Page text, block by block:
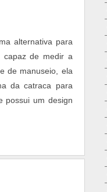
alternativa para
capaz de medir a
de manuseio, ela
da catraca para
possui um design